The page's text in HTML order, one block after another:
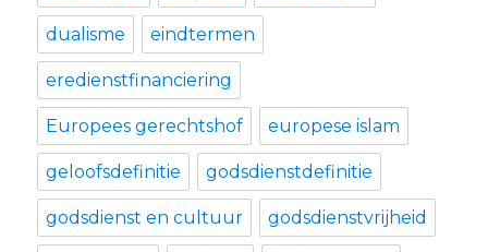
dualisme eindtermen
eredienstfinanciering
Europees gerechtshof europese islam
geloofsdefinitie godsdienstdefinitie
godsdienst en cultuur godsdienstvrijheid